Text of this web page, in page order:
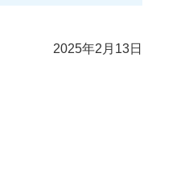
2025年2月13日